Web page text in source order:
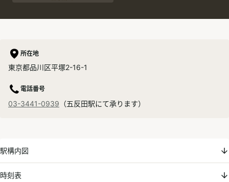
所在地
東京都品川区平塚2-16-1
電話番号
03-3441-0939 （五反田駅にて承ります）
駅構内図
時刻表